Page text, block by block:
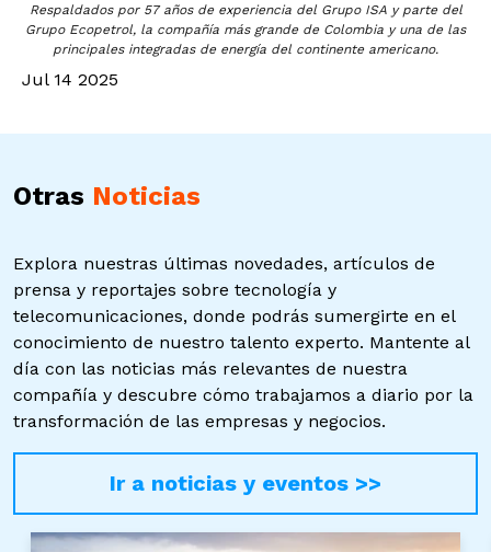
Respaldados por 57 años de experiencia del Grupo ISA y parte del
Grupo Ecopetrol, la compañía más grande de Colombia y una de las
principales integradas de energía del continente americano.
Jul 14 2025
Otras Noticias
Explora nuestras últimas novedades, artículos de
prensa y reportajes sobre tecnología y
telecomunicaciones, donde podrás sumergirte en el
conocimiento de nuestro talento experto. Mantente al
día con las noticias más relevantes de nuestra
compañía y descubre cómo trabajamos a diario por la
transformación de las empresas y negocios.
Ir a noticias y eventos >>